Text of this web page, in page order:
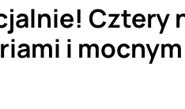
Cztery
i